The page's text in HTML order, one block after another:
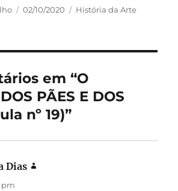
ai a
Publicado
02/10/2020 Categorias
História da Arte
em “O
PÃES E DOS
nº 19)”
Dias
pm